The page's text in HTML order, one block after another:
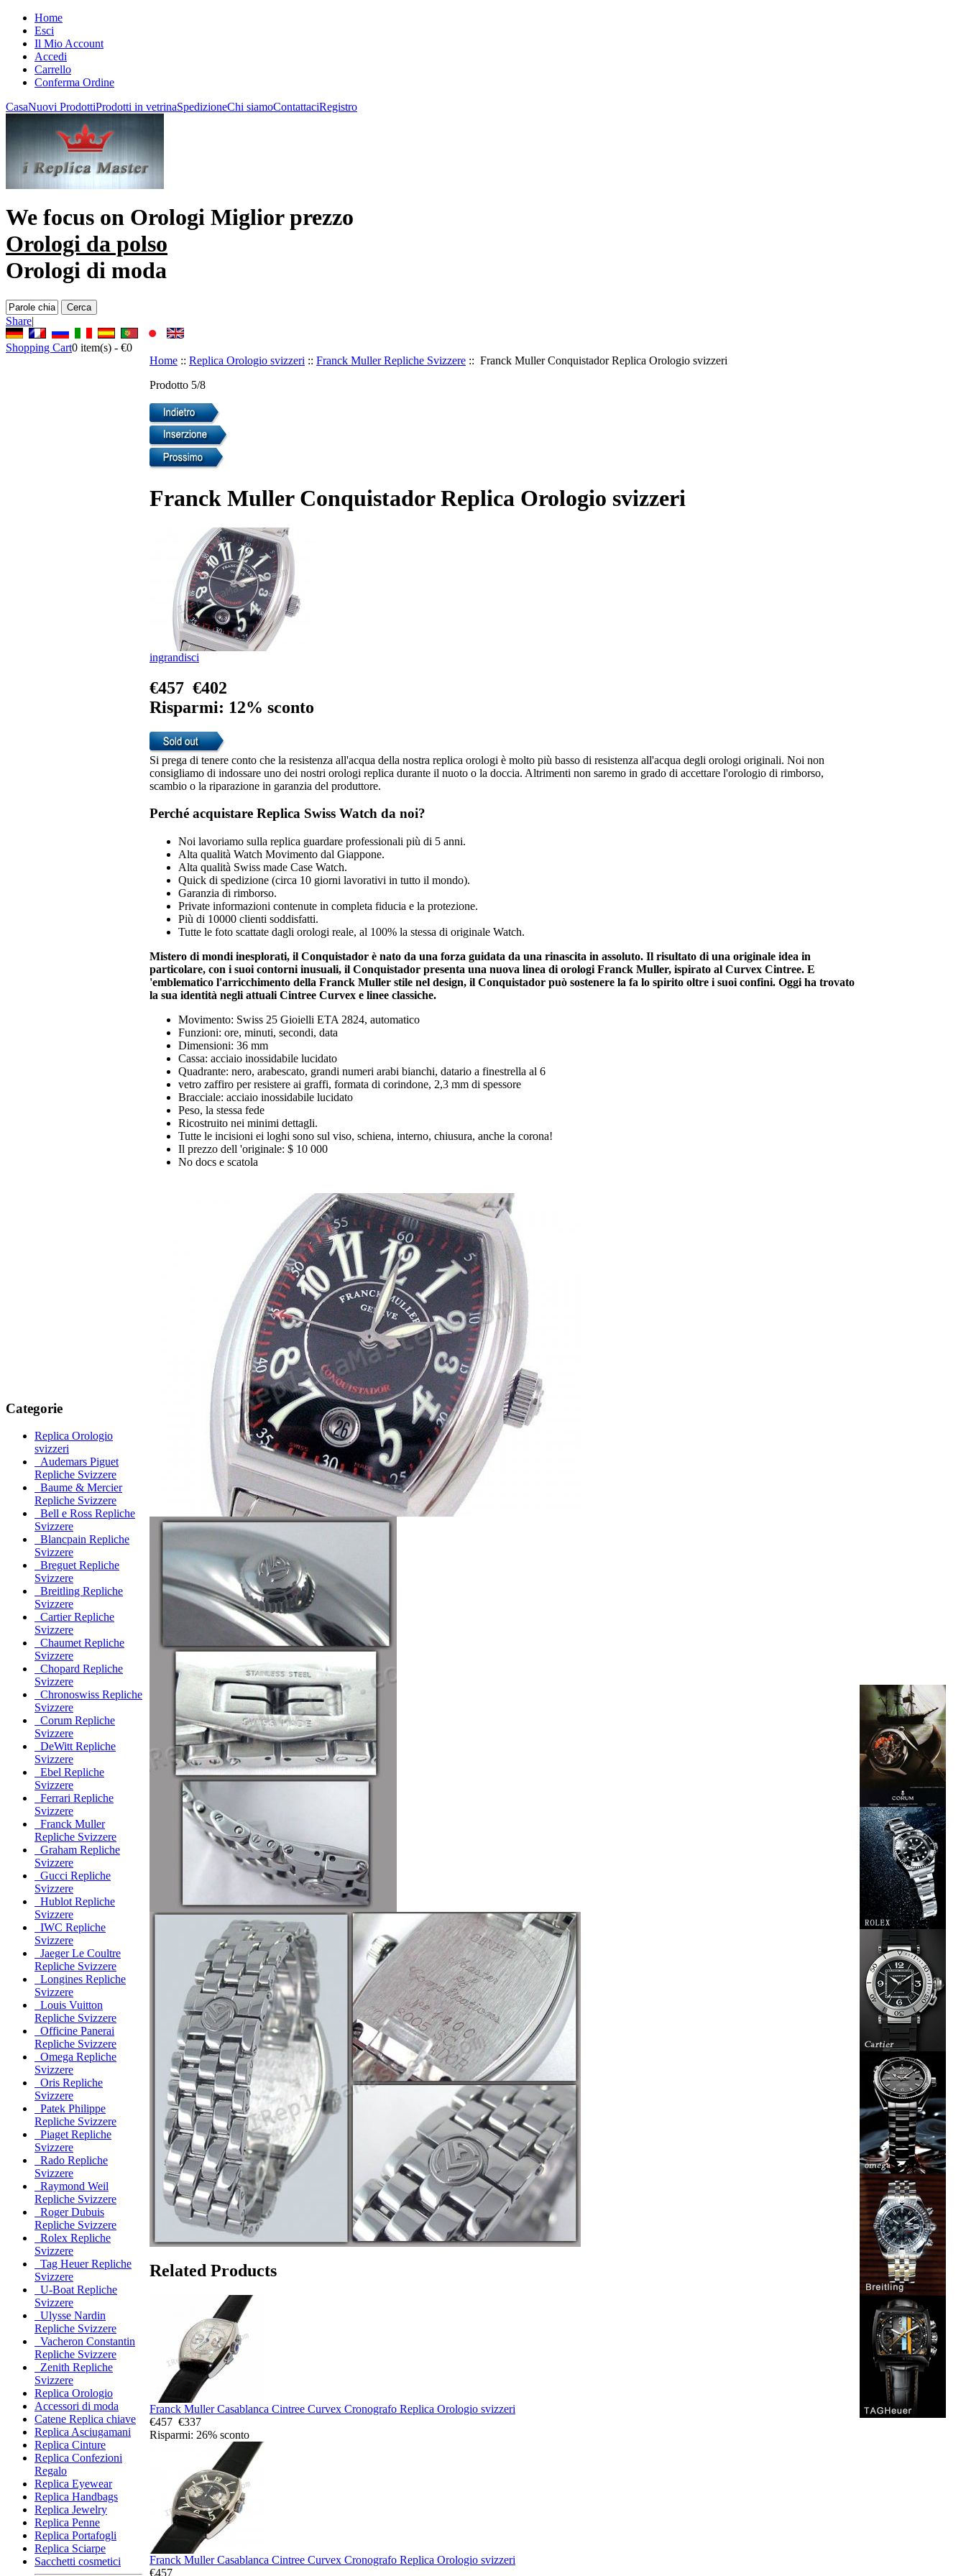
Home
Esci
Il Mio Account
Accedi
Carrello
Conferma Ordine
CasaNuovi ProdottiProdotti in vetrinaSpedizioneChi siamoContattaciRegistro
We focus on Orologi Miglior prezzo
Orologi da polso
Orologi di moda
Share|
Shopping Cart0 item(s) - €0
Categorie
Replica Orologio
svizzeri
Audemars Piguet
Repliche Svizzere
Baume & Mercier
Repliche Svizzere
Bell e Ross Repliche
Svizzere
Blancpain Repliche
Svizzere
Breguet Repliche
Svizzere
Breitling Repliche
Svizzere
Cartier Repliche
Svizzere
Chaumet Repliche
Svizzere
Chopard Repliche
Svizzere
Chronoswiss Repliche
Svizzere
Corum Repliche
Svizzere
DeWitt Repliche
Svizzere
Ebel Repliche
Svizzere
Ferrari Repliche
Svizzere
Franck Muller
Repliche Svizzere
Graham Repliche
Svizzere
Gucci Repliche
Svizzere
Hublot Repliche
Svizzere
IWC Repliche
Svizzere
Jaeger Le Coultre
Repliche Svizzere
Longines Repliche
Svizzere
Louis Vuitton
Repliche Svizzere
Officine Panerai
Repliche Svizzere
Omega Repliche
Svizzere
Oris Repliche
Svizzere
Patek Philippe
Repliche Svizzere
Piaget Repliche
Svizzere
Rado Repliche
Svizzere
Raymond Weil
Repliche Svizzere
Roger Dubuis
Repliche Svizzere
Rolex Repliche
Svizzere
Tag Heuer Repliche
Svizzere
U-Boat Repliche
Svizzere
Ulysse Nardin
Repliche Svizzere
Vacheron Constantin
Repliche Svizzere
Zenith Repliche
Svizzere
Replica Orologio
Accessori di moda
Catene Replica chiave
Replica Asciugamani
Replica Cinture
Replica Confezioni
Regalo
Replica Eyewear
Replica Handbags
Replica Jewelry
Replica Penne
Replica Portafogli
Replica Sciarpe
Sacchetti cosmetici
Home :: Replica Orologio svizzeri :: Franck Muller Repliche Svizzere :: Franck Muller Conquistador Replica Orologio svizzeri
Prodotto 5/8
Franck Muller Conquistador Replica Orologio svizzeri
ingrandisci
€457 €402
Risparmi: 12% sconto
Si prega di tenere conto che la resistenza all'acqua della nostra replica orologi è molto più basso di resistenza all'acqua degli orologi originali. Noi non
consigliamo di indossare uno dei nostri orologi replica durante il nuoto o la doccia. Altrimenti non saremo in grado di accettare l'orologio di rimborso,
scambio o la riparazione in garanzia del produttore.
Perché acquistare Replica Swiss Watch da noi?
Noi lavoriamo sulla replica guardare professionali più di 5 anni.
Alta qualità Watch Movimento dal Giappone.
Alta qualità Swiss made Case Watch.
Quick di spedizione (circa 10 giorni lavorativi in tutto il mondo).
Garanzia di rimborso.
Private informazioni contenute in completa fiducia e la protezione.
Più di 10000 clienti soddisfatti.
Tutte le foto scattate dagli orologi reale, al 100% la stessa di originale Watch.
Mistero di mondi inesplorati, il Conquistador è nato da una forza guidata da una rinascita in assoluto. Il risultato di una originale idea in
particolare, con i suoi contorni inusuali, il Conquistador presenta una nuova linea di orologi Franck Muller, ispirato al Curvex Cintree. E
'emblematico l'arricchimento della Franck Muller stile nel design, il Conquistador può sostenere la fa lo spirito oltre i suoi confini. Oggi ha trovato
la sua identità negli attuali Cintree Curvex e linee classiche.
Movimento: Swiss 25 Gioielli ETA 2824, automatico
Funzioni: ore, minuti, secondi, data
Dimensioni: 36 mm
Cassa: acciaio inossidabile lucidato
Quadrante: nero, arabescato, grandi numeri arabi bianchi, datario a finestrella al 6
vetro zaffiro per resistere ai graffi, formata di corindone, 2,3 mm di spessore
Bracciale: acciaio inossidabile lucidato
Peso, la stessa fede
Ricostruito nei minimi dettagli.
Tutte le incisioni ei loghi sono sul viso, schiena, interno, chiusura, anche la corona!
Il prezzo dell 'originale: $ 10 000
No docs e scatola
Related Products
Franck Muller Casablanca Cintree Curvex Cronografo Replica Orologio svizzeri
€457 €337
Risparmi: 26% sconto
Franck Muller Casablanca Cintree Curvex Cronografo Replica Orologio svizzeri
€457